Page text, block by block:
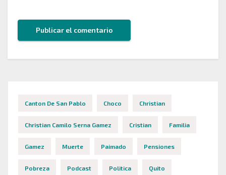
Canton De San Pablo Choco Christian
Christian Camilo Serna Gamez Cristian Familia
Gamez Muerte Paimado Pensiones
Pobreza Podcast Politica Quito